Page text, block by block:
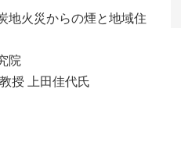
地火災からの煙と地域住
院
授 上田佳代氏